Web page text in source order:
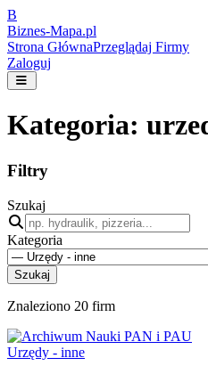
B
Biznes-Mapa.pl
Strona GłównaPrzeglądaj Firmy
Zaloguj
Kategoria:
Filtry
Szukaj
Kategoria
Szukaj
Znaleziono 20 firm
Urzędy - inne